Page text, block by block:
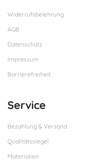
Widerrufsbelehrung
AGB
Datenschutz
Impressum
Barrierefreiheit
Service
Bezahlung & Versand
Qualitätssiegel
Materialien